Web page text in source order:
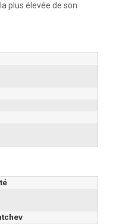
plus élevée de son